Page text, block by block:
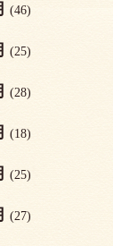
(46)
(25)
(28)
(18)
(25)
(27)